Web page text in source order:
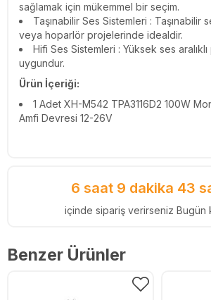
sağlamak için mükemmel bir seçim.
Taşınabilir Ses Sistemleri : Taşınabilir
veya hoparlör projelerinde idealdir.
Hifi Ses Sistemleri : Yüksek ses
uygundur.
Ürün İçeriği:
1 Adet XH-M542 TPA3116D2 100W
Amfi Devresi 12-26V
6 saat 9 dakika 43
içinde sipariş verirseniz Bugün
Benzer Ürünler